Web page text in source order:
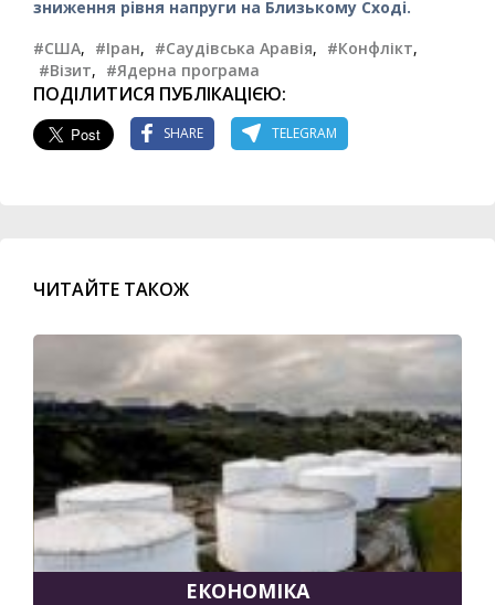
зниження рівня напруги на Близькому Сході.
#США, #Іран, #Саудівська Аравія, #Конфлікт,
#Візит, #Ядерна програма
ПОДІЛИТИСЯ ПУБЛІКАЦІЄЮ:
SHARE TELEGRAM
ЧИТАЙТЕ ТАКОЖ
ЕКОНОМІКА